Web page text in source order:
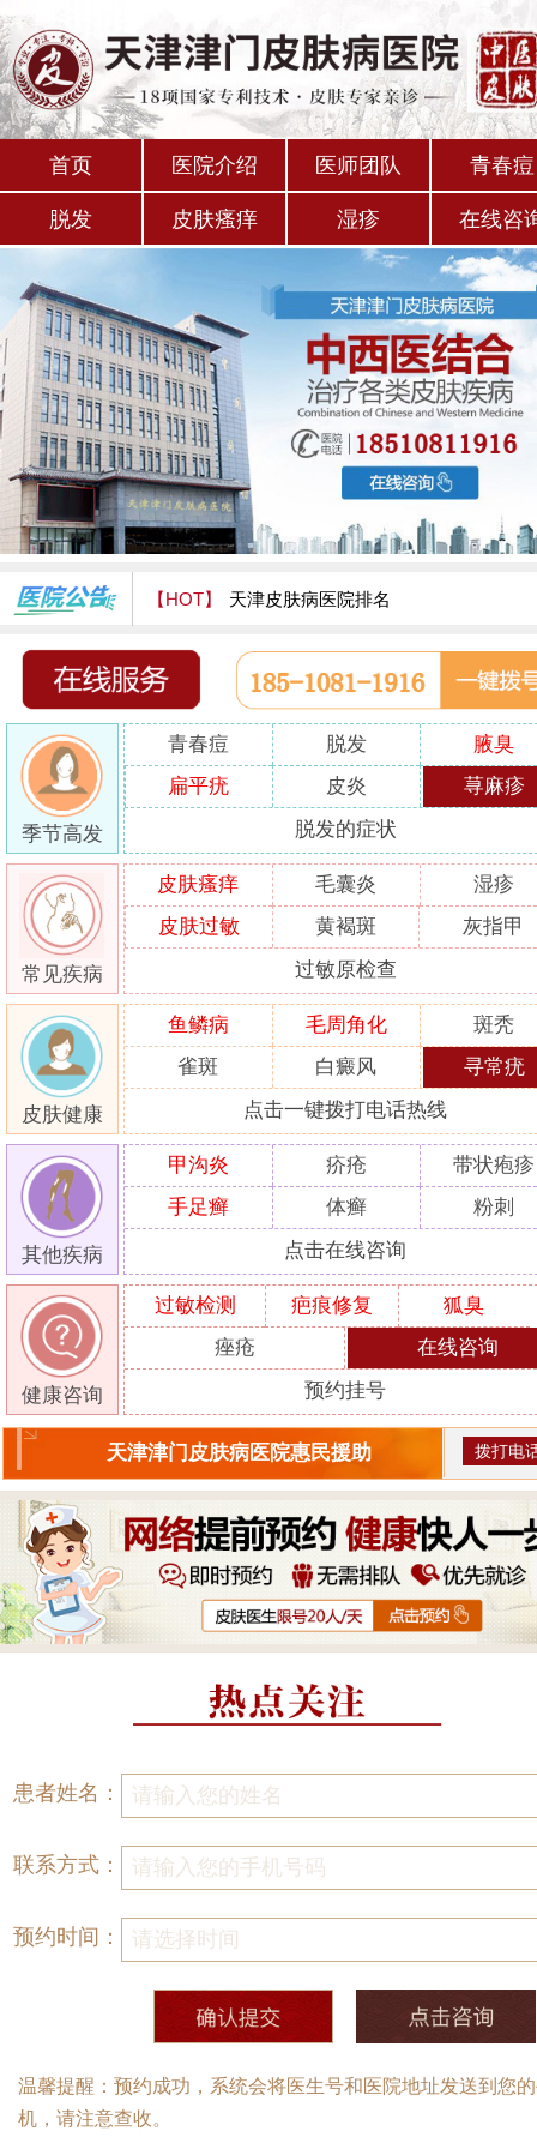
首页 医院介绍 医师团队 青春痘
脱发 皮肤瘙痒 湿疹 在线咨
【HOT】 天津皮肤病医院排名
天津津门皮肤病医院怎么样
季节高发
青春痘 脱发
腋臭
扁平疣
皮炎 荨麻疹
脱发的症状
常见疾病
皮肤瘙痒 毛囊炎
湿疹
皮肤过敏
黄褐斑 灰指甲
过敏原检查
皮肤健康
鱼鳞病 毛周角化
斑秃
雀斑
白癜风 寻常疣
点击一键拨打电话热线
其他疾病
甲沟炎 疥疮
带状疱疹
手足癣
体癣 粉刺
点击在线咨询
健康咨询
过敏检测 疤痕修复
狐臭
痤疮
在线咨询
预约挂号
天津津门皮肤病医院惠民援助 拨打电
患者姓名：
联系方式：
预约时间：
温馨提醒：预约成功，系统会将医生号和医院地址发送到您
机，请注意查收。